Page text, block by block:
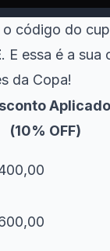
código do
. E essa é a sua
da Copa!
Aplicado
(10% OFF)